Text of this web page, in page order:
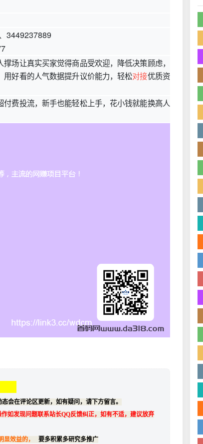
3449237889
场让真实买家觉得商品受欢迎，降低决策顾虑，
好看的人气数据提升议价能力，轻松对接优质资
费投流，新手也能轻松上手，花小钱就能换高人
会在评论区更新，如有疑问，请下方留言。
如发现问题联系站长QQ反馈纠正，如有不适，建议放弃
效益的，
要多积累多研究多推广